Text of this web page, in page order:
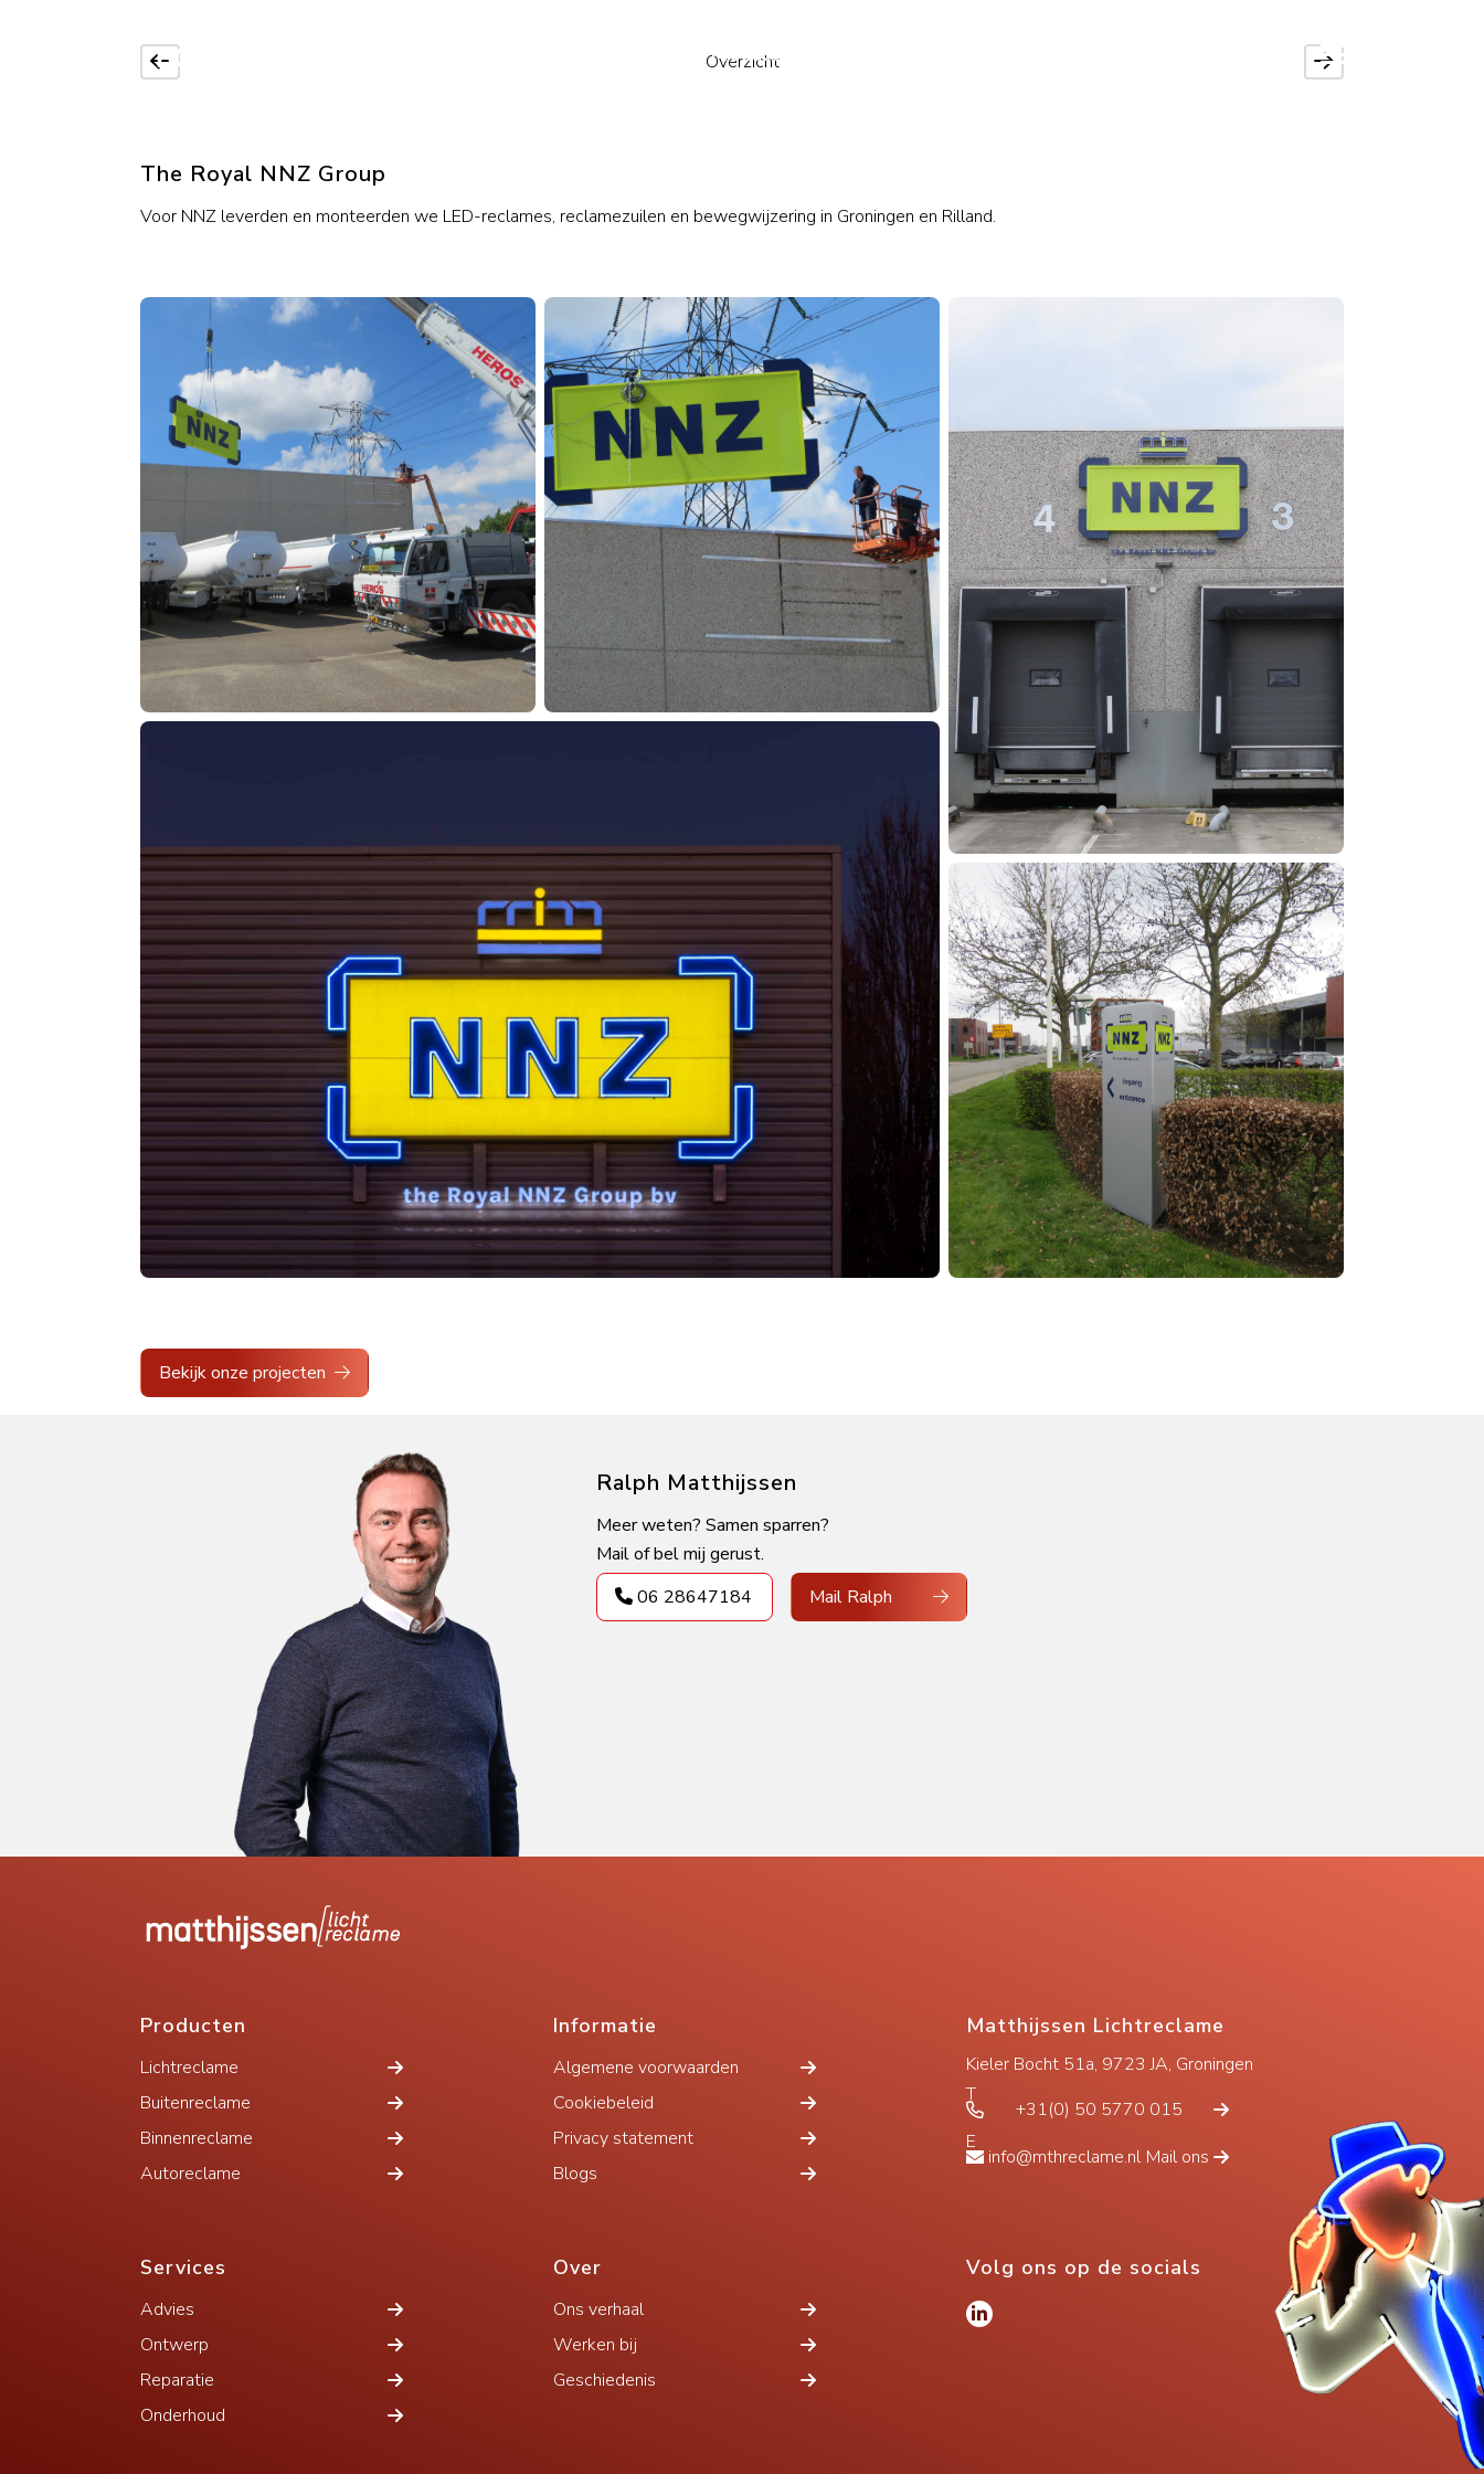
Producten & diensten
Overzicht
The Royal NNZ Group
Voor NNZ leverden en monteerden we LED-reclames, reclamezuilen en bewegwijzering in Groningen en Rilland.
Bekijk onze projecten
Ralph Matthijssen
Meer weten? Samen sparren?
Mail of bel mij gerust.
06 28647184
Mail Ralph
Producten
Lichtreclame
Buitenreclame
Binnenreclame
Autoreclame
Informatie
Algemene voorwaarden
Cookiebeleid
Privacy statement
Blogs
Matthijssen Lichtreclame
Kieler Bocht 51a, 9723 JA, Groningen
T
+31(0) 50 5770 015
E
info@mthreclame.nl Mail ons
Services
Advies
Ontwerp
Reparatie
Onderhoud
Over
Ons verhaal
Werken bij
Geschiedenis
Volg ons op de socials